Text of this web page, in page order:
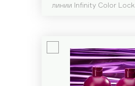
линии Infinity Color Lock